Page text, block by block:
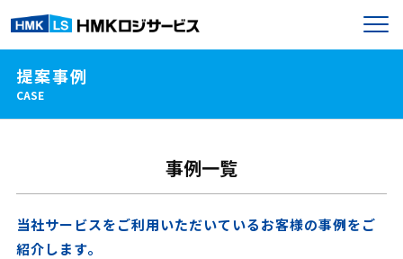
提案事例
CASE
事例一覧
当社サービスをご利用いただいているお客様の事例をご
紹介します。